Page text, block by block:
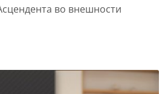
во внешности